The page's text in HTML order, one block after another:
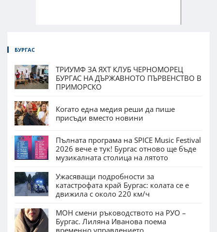
БУРГАС
ТРИУМФ ЗА ЯХТ КЛУБ ЧЕРНОМОРЕЦ
БУРГАС НА ДЪРЖАВНОТО ПЪРВЕНСТВО В
ПРИМОРСКО
Когато една медия реши да пише
присъди вместо новини
Пълната програма на SPICE Music Festival
2026 вече е тук! Бургас отново ще бъде
музикалната столица на лятото
Ужасяващи подробности за
катастрофата край Бургас: колата се е
движила с около 220 км/ч
МОН смени ръководството на РУО –
Бургас. Лиляна Иванова поема